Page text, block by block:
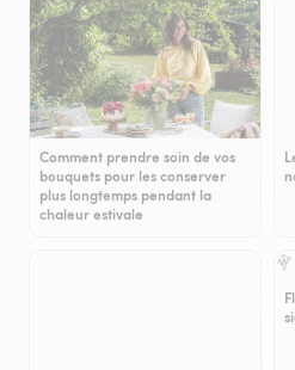
Comment prendre soin de vos
bouquets pour les conserver
plus longtemps pendant la
chaleur estivale